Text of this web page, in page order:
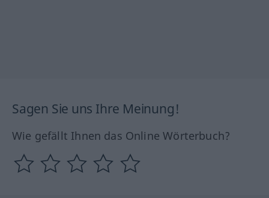
Sagen Sie uns Ihre Meinung!
Wie gefällt Ihnen das Online Wörterbuch?